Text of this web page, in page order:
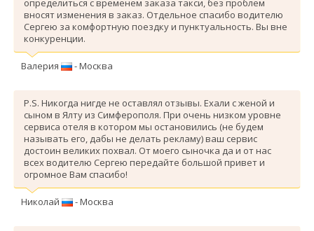
вносят изменения в заказ. Отдельное спасибо водителю
Сергею за комфортную поездку и пунктуальность. Вы вне
конкуренции.
Валерия - Москва
P.S. Никогда нигде не оставлял отзывы. Ехали с женой и
сыном в Ялту из Симферополя. При очень низком уровне
сервиса отеля в котором мы остановились (не будем
называть его, дабы не делать рекламу) ваш сервис
достоин великих похвал. От моего сыночка да и от нас
всех водителю Сергею передайте большой привет и
огромное Вам спасибо!
Николай - Москва